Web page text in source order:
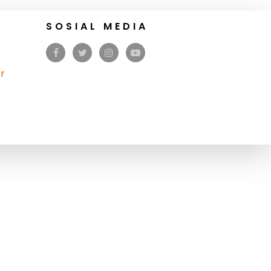
SOSIAL MEDIA